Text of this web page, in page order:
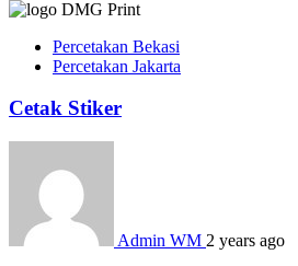
Percetakan Bekasi
Percetakan Jakarta
Cetak Stiker
Admin WM 2 years ago